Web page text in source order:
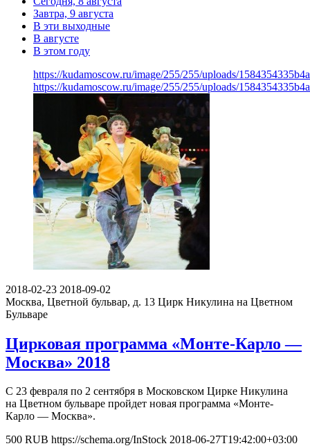
Завтра, 9 августа
В эти выходные
В августе
В этом году
https://kudamoscow.ru/image/255/255/uploads/
https://kudamoscow.ru/image/255/255/uploads/
2018-02-23 2018-09-02
Москва, Цветной бульвар, д. 13 Цирк Никулина на Цветном
Бульваре
Цирковая программа «Монте-Карло —
Москва» 2018
С 23 февраля по 2 сентября в Московском Цирке Никулина
на Цветном бульваре пройдет новая программа «Монте-
Карло — Москва».
500 RUB https://schema.org/InStock 2018-06-27T19:42:00+03:00